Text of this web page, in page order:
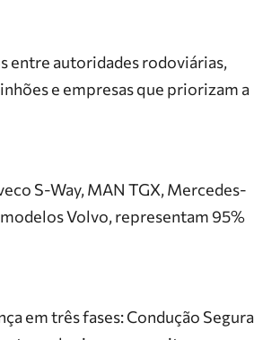
entre autoridades rodoviárias,
e empresas que priorizam a
S-Way, MAN TGX, Mercedes-
modelos Volvo, representam 95%
em três fases:Condução Segura